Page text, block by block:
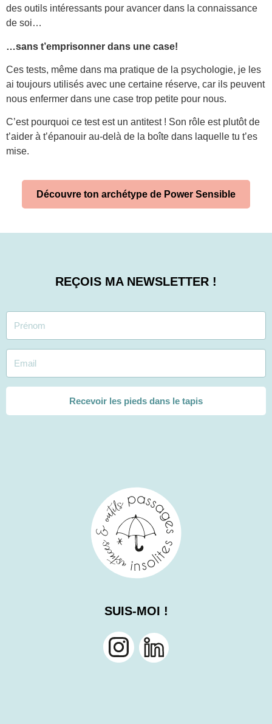
des outils intéressants pour avancer dans la connaissance
de soi…
…sans t’emprisonner dans une case!
Ces tests, même dans ma pratique de la psychologie, je les
ai toujours utilisés avec une certaine réserve, car ils peuvent
nous enfermer dans une case trop petite pour nous.
C’est pourquoi ce test est un antitest ! Son rôle est plutôt de
t’aider à t’épanouir au-delà de la boîte dans laquelle tu t’es
mise.
Découvre ton archétype de Power Sensible
REÇOIS MA NEWSLETTER !
Recevoir les pieds dans le tapis
SUIS-MOI !